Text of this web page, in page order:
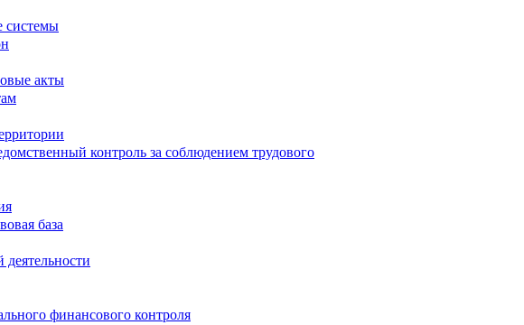
акты
контроль за соблюдением трудового
база
финансового контроля